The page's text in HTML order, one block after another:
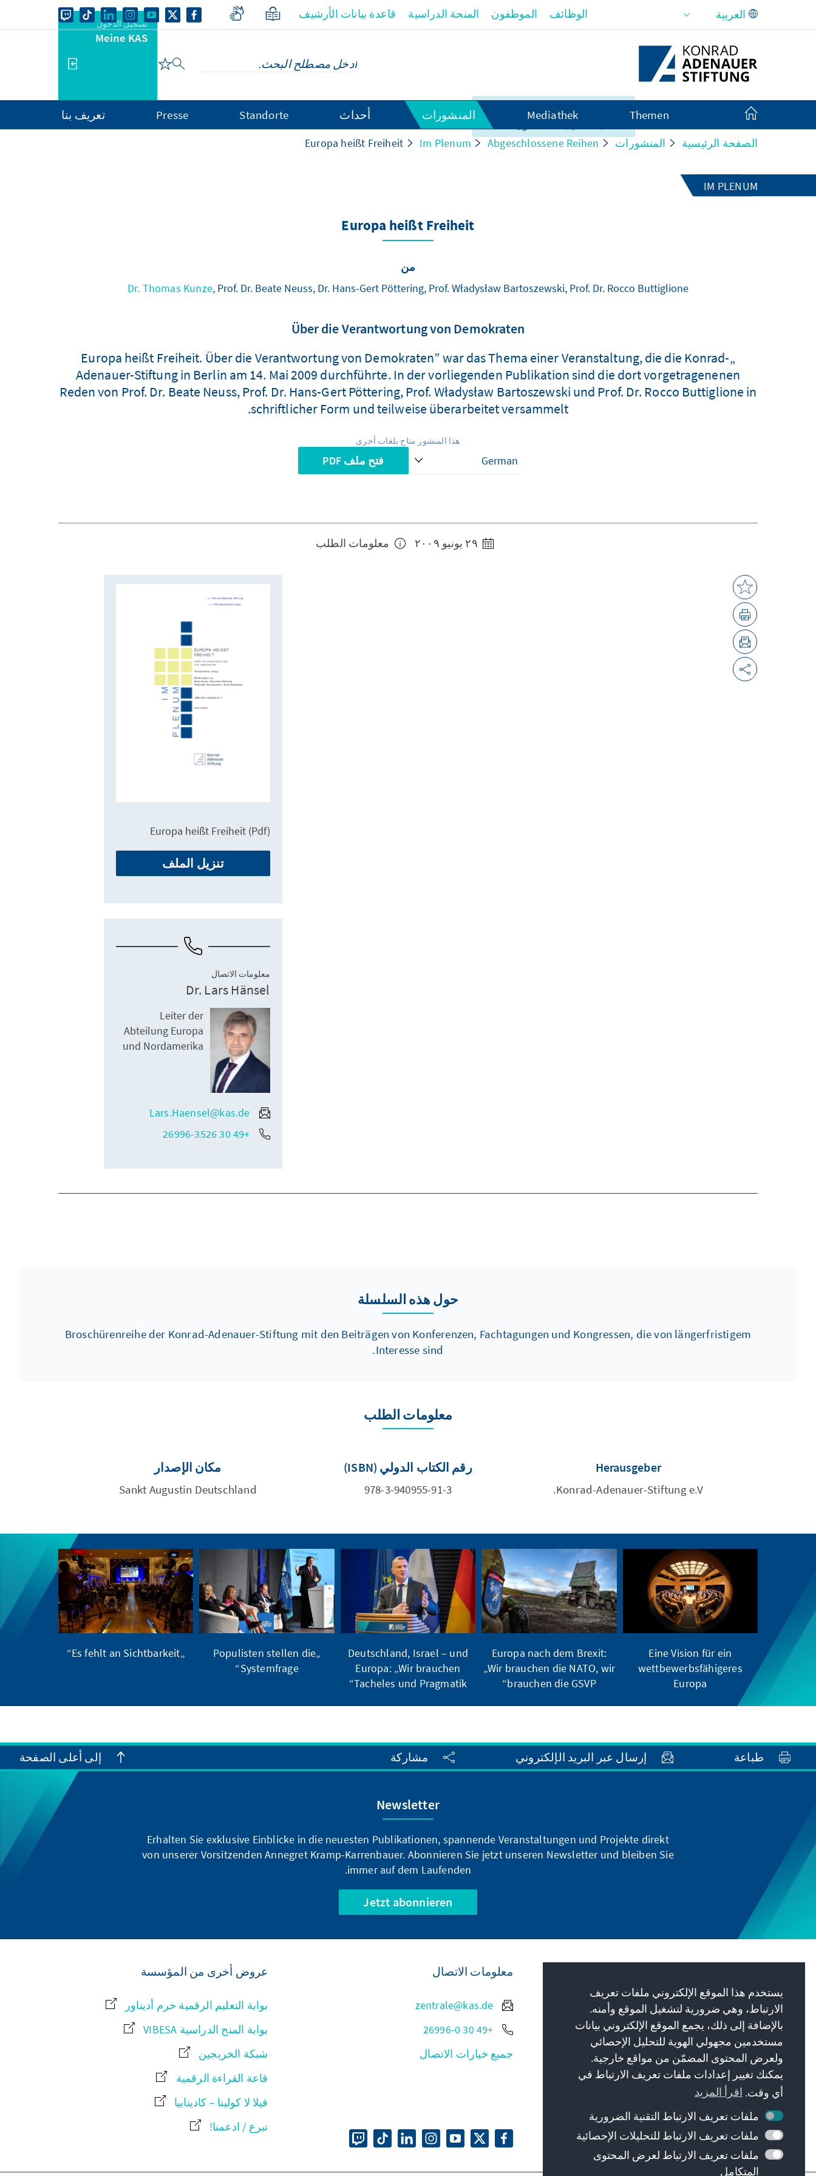
تخطي إلى المحتوى الرئيسي
المحتوى في هذه الصفحة ليس
الوظائف الموظفون المنحة الدراسية قاعدة بيانات الأرشيف
تسجيل الدخول
Meine KAS
Themen
Mediathek المنشورات أحداث Standorte
Presse تعريف بنا
الصفحة الرئيسية المنشورات Abgeschlossene Reihen
Im Plenum
Europa heißt Freiheit
IM PLENUM
Europa heißt Freiheit
من
Dr. Thomas Kunze, Prof. Dr. Beate Neuss, Dr. Hans-Gert Pöttering, Prof. Władysław Bartoszewski, Prof. Dr. Rocco Buttiglione
Über die Verantwortung von Demokraten
„Europa heißt Freiheit. Über die Verantwortung von Demokraten” war das Thema einer Veranstaltung, die die Konrad-
Adenauer-Stiftung in Berlin am 14. Mai 2009 durchführte. In der vorliegenden Publikation sind die dort vorgetragenenen
Reden von Prof. Dr. Beate Neuss, Prof. Dr. Hans-Gert Pöttering, Prof. Władysław Bartoszewski und Prof. Dr. Rocco Buttiglione in
schriftlicher Form und teilweise überarbeitet versammelt.
هذا المنشور متاح بلغات أخرى
فتح ملف PDF
معلومات الطلب
Europa heißt Freiheit (Pdf)
تنزيل الملف
معلومات الاتصال
Dr. Lars Hänsel
Leiter der
Abteilung Europa
und Nordamerika
Lars.Haensel@kas.de
+49 30 26996-3526
حول هذه السلسلة
Broschürenreihe der Konrad-Adenauer-Stiftung mit den Beiträgen von Konferenzen, Fachtagungen und Kongressen, die von längerfristigem
Interesse sind.
معلومات الطلب
Herausgeber
Konrad-Adenauer-Stiftung e.V.
رقم الكتاب الدولي (ISBN)
978-3-940955-91-3
مكان الإصدار
Sankt Augustin Deutschland
Eine Vision für ein
wettbewerbsfähigeres
Europa
Europa nach dem Brexit:
„Wir brauchen die NATO, wir
brauchen die GSVP“
Deutschland, Israel – und
Europa: „Wir brauchen
Tacheles und Pragmatik“
„Populisten stellen die
Systemfrage“
„Es fehlt an Sichtbarkeit“
طباعة إرسال عبر البريد الإلكتروني مشاركة إلى أعلى الصفحة
Newsletter
Erhalten Sie exklusive Einblicke in die neuesten Publikationen, spannende Veranstaltungen und Projekte direkt
von unserer Vorsitzenden Annegret Kramp-Karrenbauer. Abonnieren Sie jetzt unseren Newsletter und bleiben Sie
immer auf dem Laufenden.
Jetzt abonnieren
Die Konrad-Adenauer-Stiftung setzt sich
national und international durch politische
Bildung für Frieden, Freiheit und
Gerechtigkeit ein. Wir fördern und bewahren
freiheitliche Demokratie, die Soziale
Marktwirtschaft und die Entwicklung und
Festigung des Wertekonsenses.
مهمتنا
معلومات الاتصال
+49 30 26996-0
جميع خيارات الاتصال
عروض أخرى من المؤسسة
بوابة التعليم الرقمية حرم أديناور
بوابة المنح الدراسية VIBESA
شبكة الخريجين
قاعة القراءة الرقمية
فيلا لا كولينا – كادينابيا
تبرع / ادعمنا!
يستخدم هذا الموقع الإلكتروني ملفات تعريف
الارتباط، وهي ضرورية لتشغيل الموقع وأمنه.
بالإضافة إلى ذلك، يجمع الموقع الإلكتروني بيانات
مستخدمين مجهولي الهوية للتحليل الإحصائي
ولعرض المحتوى المضمّن من مواقع خارجية.
يمكنك تغيير إعدادات ملفات تعريف الارتباط في
أي وقت. اقرأ المزيد
ملفات تعريف الارتباط التقنية الضرورية
ملفات تعريف الارتباط للتحليلات الإحصائية
ملفات تعريف الارتباط لعرض المحتوى
المتكامل